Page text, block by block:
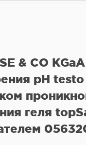
& CO
pH
геля